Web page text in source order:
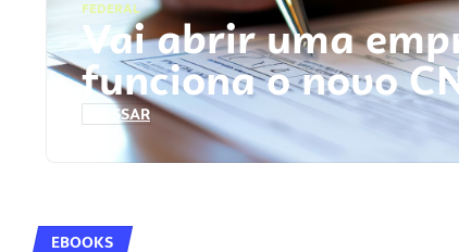
FEDERAL
Vai abrir uma
funciona o novo
ACESSAR
EBOOKS